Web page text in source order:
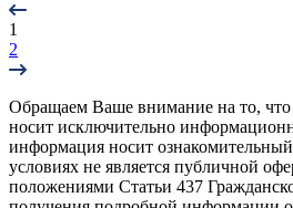
1
2
Обращаем Ваше внимание на то,
носит исключительно
информация носит
условиях не является публичной
положениями Статьи 437